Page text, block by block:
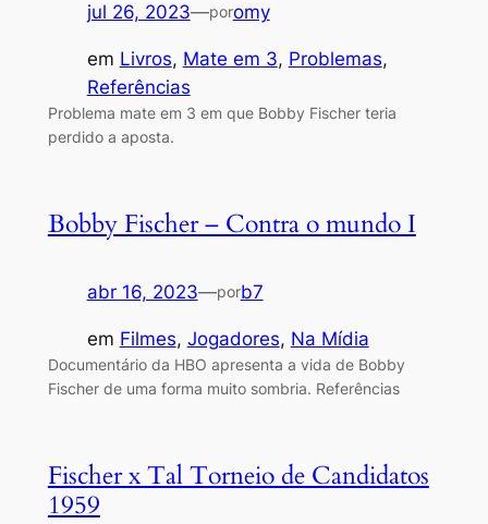
jul 26, 2023—poromy
em Livros, Mate em 3, Problemas
Referências
Problema mate em 3 em que Bobby Fischer teria
perdido a aposta.
Bobby Fischer – Contra o mundo I
abr 16, 2023—porb7
em Filmes, Jogadores, Na Mídia
Documentário da HBO apresenta a vida de Bobby
Fischer de uma forma muito sombria. Referências
Fischer x Tal Torneio de Candidatos
1959